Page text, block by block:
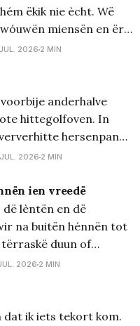
straalt uit naar mijn
'
ëkik nie ècht. Wë
miensën en ër
dè gààw böllë’ës
va rap, mè van
2026 2 MIN
anderhalve
hittegolfoven. In
hersenpan
in bestaande,
Engeland en
in het gezelschap
van zatte Jean-Luc. Oververhit zijn
2026 2 MIN
ien vreedë
lèntën en dë
na buitën hénnën tot
tërraskë duun of
hof wérrë'ën, dë
dë dreujëgkas moet
2026 2 MIN
dat ik iets tekort kom.